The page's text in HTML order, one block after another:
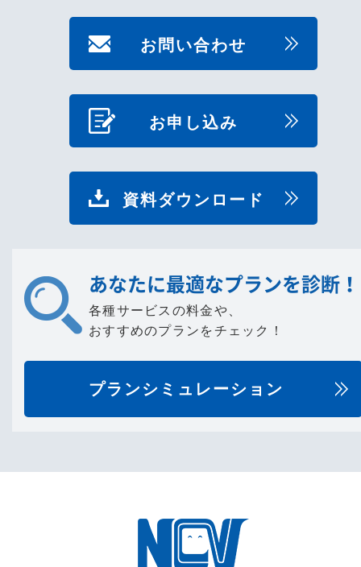
お問い合わせ
お申し込み
資料ダウンロード
あなたに最適なプランを診断！
各種サービスの料金や、
おすすめのプランをチェック！
プランシミュレーション